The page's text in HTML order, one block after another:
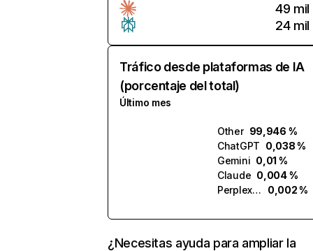
49 mil
24 mil
Tráfico desde plataformas de IA
(porcentaje del total)
Último mes
Other 99,946 %
ChatGPT 0,038 %
Gemini 0,01 %
Claude 0,004 %
Perplexity
0,002 %
¿Necesitas ayuda para ampliar la